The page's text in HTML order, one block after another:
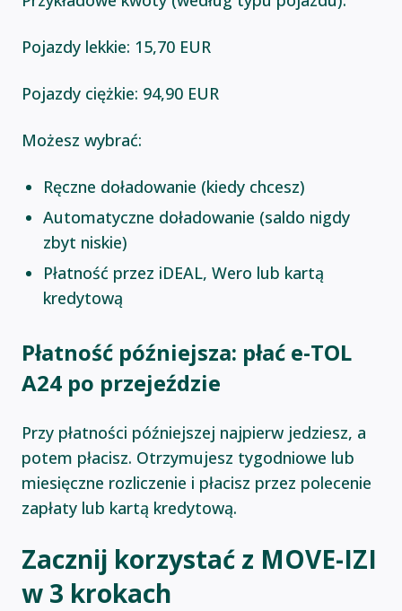
Pojazdy lekkie: 15,70 EUR
Pojazdy ciężkie: 94,90 EUR
Możesz wybrać:
Ręczne doładowanie (kiedy chcesz)
Automatyczne doładowanie (saldo nigdy
zbyt niskie)
Płatność przez iDEAL, Wero lub kartą
kredytową
Płatność późniejsza: płać e-TOL
A24 po przejeździe
Przy płatności późniejszej najpierw jedziesz, a
potem płacisz. Otrzymujesz tygodniowe lub
miesięczne rozliczenie i płacisz przez polecenie
zapłaty lub kartą kredytową.
Zacznij korzystać z MOVE-IZI
w 3 krokach